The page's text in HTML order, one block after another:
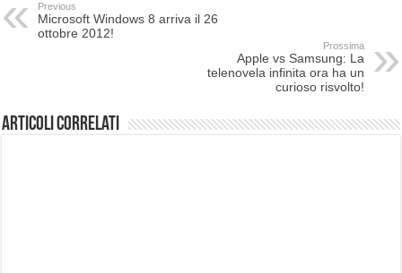
Previous
Microsoft Windows 8 arriva il 26
ottobre 2012!
Prossima
Apple vs Samsung: La
telenovela infinita ora ha un
curioso risvolto!
Articoli correlati